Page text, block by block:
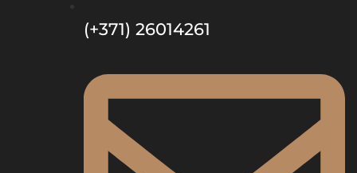
(+371) 26014261